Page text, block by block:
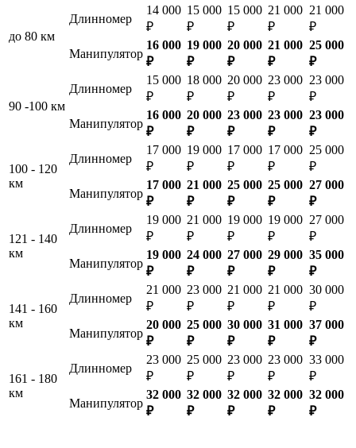
до 80 км
Длинномер
14 000
₽
15 000
₽
15 000
₽
21 000
₽
21 000
₽
Манипулятор
16 000
₽
19 000
₽
20 000
₽
21 000
₽
25 000
₽
90 -100 км
Длинномер
15 000
₽
18 000
₽
20 000
₽
23 000
₽
23 000
₽
Манипулятор
16 000
₽
20 000
₽
23 000
₽
23 000
₽
23 000
₽
100 - 120
км
Длинномер
17 000
₽
19 000
₽
17 000
₽
17 000
₽
25 000
₽
Манипулятор
17 000
₽
21 000
₽
25 000
₽
25 000
₽
27 000
₽
121 - 140
км
Длинномер
19 000
₽
21 000
₽
19 000
₽
19 000
₽
27 000
₽
Манипулятор
19 000
₽
24 000
₽
27 000
₽
29 000
₽
35 000
₽
141 - 160
км
Длинномер
21 000
₽
23 000
₽
21 000
₽
21 000
₽
30 000
₽
Манипулятор
20 000
₽
25 000
₽
30 000
₽
31 000
₽
37 000
₽
161 - 180
км
Длинномер
23 000
₽
25 000
₽
23 000
₽
23 000
₽
33 000
₽
Манипулятор
32 000
₽
32 000
₽
32 000
₽
32 000
₽
32 000
₽